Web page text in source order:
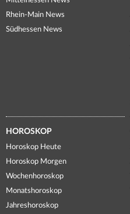
Rhein-Main News
Südhessen News
HOROSKOP
Horoskop Heute
Horoskop Morgen
Wochenhoroskop
Monatshoroskop
Jahreshoroskop